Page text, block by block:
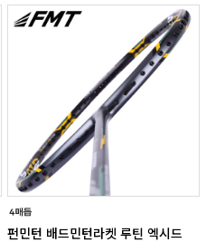
펀민턴 배드민턴라켓 루틴 엑시드